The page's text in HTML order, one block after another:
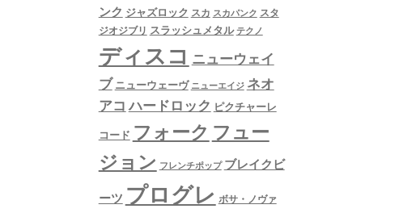
ンク ジャズロック スカ スカパンク スタ
ジオジブリ スラッシュメタル テクノ
ディスコ ニューウェイ
ブ ニューウェーヴ ニューエイジ ネオ
アコ ハードロック ピクチャーレ
コード フォーク フュー
ジョン フレンチポップ ブレイクビ
ーツ プログレ ボサ・ノヴァ